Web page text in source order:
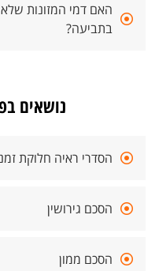
האם דמי המזונות שלא
בתביעה?
נושאים
הסדרי ראיה חלוקת
הסכם גירושין
הסכם ממון